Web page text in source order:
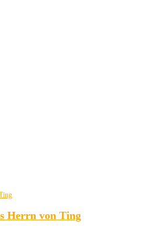
Herrn von Ting